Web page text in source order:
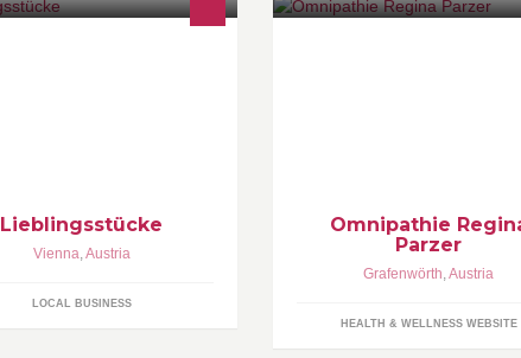
Lieblingsstücke
Vienna,Austria
LOCAL BUSINESS
Omnipathie
Parzer
Grafenwörth,Austria
HEALTH & WELLNESS WEBSITE